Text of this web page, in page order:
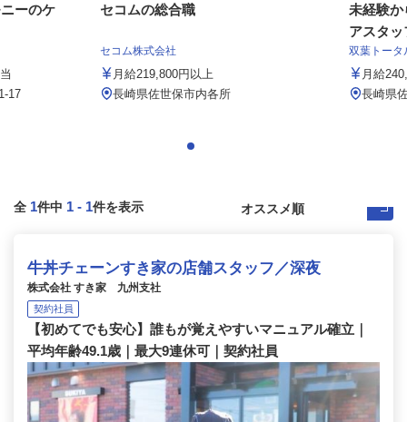
ーのケ
17
セコムの総合職
セコム株式会社
月給219,800円以上
長崎県佐世保市内各所
未経験か
アスタッ
双葉トータ
月給
長崎県
全 1件中 1 - 1件を表示
牛丼チェーンすき家の店舗スタッフ／深夜
株式会社 すき家 九州支社
契約社員
【初めてでも安心】誰もが覚えやすいマニュアル確立｜
平均年齢49.1歳｜最大9連休可｜契約社員